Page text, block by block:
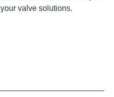
valve solutions.